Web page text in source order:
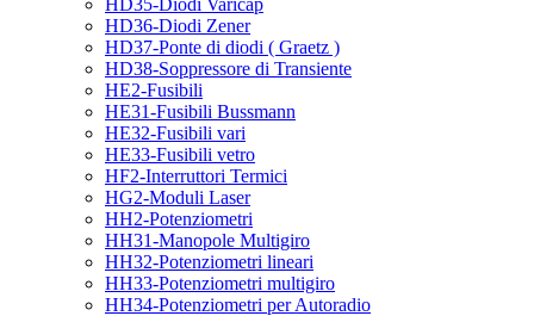
HD35-Diodi Varicap
HD36-Diodi Zener
HD37-Ponte di diodi ( Graetz )
HD38-Soppressore di Transiente
HE2-Fusibili
HE31-Fusibili Bussmann
HE32-Fusibili vari
HE33-Fusibili vetro
HF2-Interruttori Termici
HG2-Moduli Laser
HH2-Potenziometri
HH31-Manopole Multigiro
HH32-Potenziometri lineari
HH33-Potenziometri multigiro
HH34-Potenziometri per Autoradio